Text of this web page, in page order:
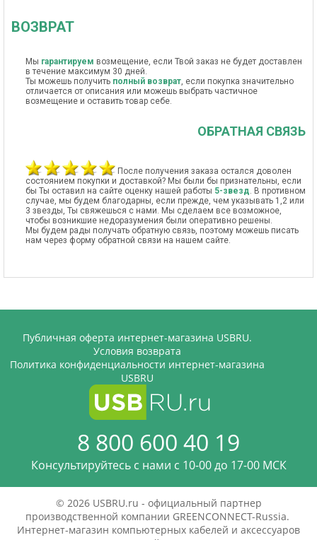
ВОЗВРАТ
Мы гарантируем возмещение, если Твой заказ не будет доставлен
в течение максимум 30 дней.
Ты можешь получить полный возврат, если покупка значительно
отличается от описания или можешь выбрать частичное
возмещение и оставить товар себе.
ОБРАТНАЯ СВЯЗЬ
После получения заказа остался доволен
состоянием покупки и доставкой? Мы были бы признательны, если
бы Ты оставил на сайте оценку нашей работы 5-звезд. В противном
случае, мы будем благодарны, если прежде, чем указывать 1,2 или
3 звезды, Ты свяжешься с нами. Мы сделаем все возможное,
чтобы возникшие недоразумения были оперативно решены.
Мы будем рады получать обратную связь, поэтому можешь писать
нам через форму обратной связи на нашем сайте.
Публичная оферта интернет-магазина USBRU.
Условия возврата
Политика конфиденциальности интернет-магазина
USBRU
8 800 600 40 19
Консультируйтесь с нами c 10-00 до 17-00 МСК
© 2026 USBRU.ru - официальный партнер
производственной компании GREENCONNECT-Russia.
Интернет-магазин компьютерных кабелей и аксессуаров